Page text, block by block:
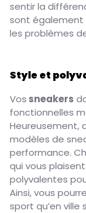
sentir la
sont également
les problèmes
Style et
Vos sneakers
fonctionnelles
Heureusement,
modèles de
performance.
qui vous
polyvalentes
Ainsi, vous
sport qu’en